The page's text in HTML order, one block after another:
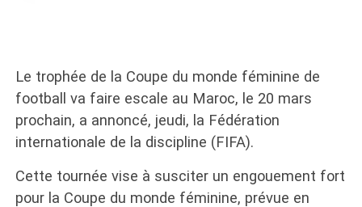
Le trophée de la Coupe du monde féminine de
football va faire escale au Maroc, le 20 mars
prochain, a annoncé, jeudi, la Fédération
internationale de la discipline (FIFA).
Cette tournée vise à susciter un engouement fort
pour la Coupe du monde féminine, prévue en